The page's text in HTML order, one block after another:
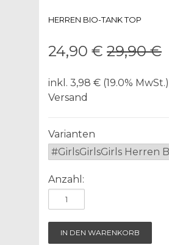
HERREN BIO-TANK TOP
24,90 € 29,90 €
inkl. 3,98 € (19.0%
Versand
Varianten
Anzahl: